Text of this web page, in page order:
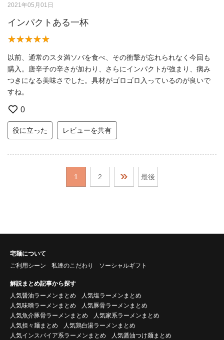
2021年05月01日
インパクトある一杯
以前、通常のスタ満ソバを食べ、その衝撃が忘れられなく今回も
購入。唐辛子の辛さが加わり、さらにインパクトが強まり、病み
つきになる美味さでした。具材がゴロゴロ入っているのが良いで
すね。
0
役に立った レビューを共有
1 2 最後
宅麺について
ご利用シーン
私達のこだわり ソーシャルギフト
解説まとめ記事から探す
人気醤油ラーメンまとめ
人気塩ラーメンまとめ
人気味噌ラーメンまとめ
人気豚骨ラーメンまとめ
人気魚介豚骨ラーメンまとめ
人気家系ラーメンまとめ
人気担々麺まとめ
人気鶏白湯ラーメンまとめ
人気インスパイア系ラーメンまとめ
人気醤油つけ麺まとめ